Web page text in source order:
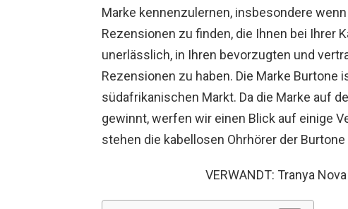
Marke kennenzulernen, insbesondere
Rezensionen zu finden, die Ihnen bei Ihrer
unerlässlich, in Ihren bevorzugten und
Rezensionen zu haben. Die Marke
südafrikanischen Markt. Da die Marke auf
gewinnt, werfen wir einen Blick auf einige
stehen die kabellosen Ohrhörer der
VERWANDT: Tranya